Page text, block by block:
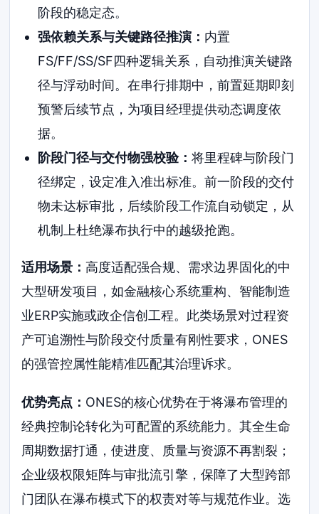
阶段的稳定态。
强依赖关系与关键路径推演： 内置
FS/FF/SS/SF四种逻辑关系，自动推演关键路
径与浮动时间。在串行排期中，前置延期即刻
预警后续节点，为项目经理提供动态调度依
据。
阶段门径与交付物强校验： 将里程碑与阶段门
径绑定，设定准入准出标准。前一阶段的交付
物未达标审批，后续阶段工作流自动锁定，从
机制上杜绝瀑布执行中的越级抢跑。
适用场景：高度适配强合规、需求边界固化的中
大型研发项目，如金融核心系统重构、智能制造
业ERP实施或政企信创工程。此类场景对过程资
产可追溯性与阶段交付质量有刚性要求，ONES
的强管控属性能精准匹配其治理诉求。
优势亮点： ONES的核心优势在于将瀑布管理的
经典控制论转化为可配置的系统能力。其全生命
周期数据打通，使进度、质量与资源不再割裂；
企业级权限矩阵与审批流引擎，保障了大型跨部
门团队在瀑布模式下的权责对等与规范作业。选